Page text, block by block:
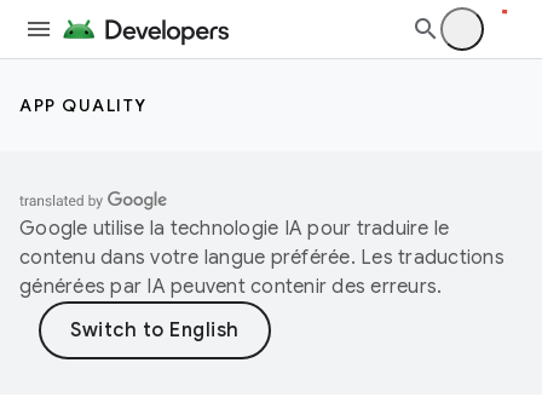
APP QUALITY
Google utilise la technologie IA pour traduire le
contenu dans votre langue préférée. Les traductions
générées par IA peuvent contenir des erreurs.